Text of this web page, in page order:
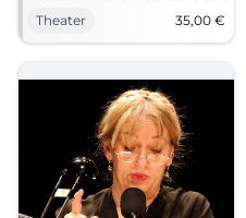
Musik im NUTS Traunstein.
Ein Krimi-Bühnenerlebnis, das
nachhallt.
Theater 35,00 €